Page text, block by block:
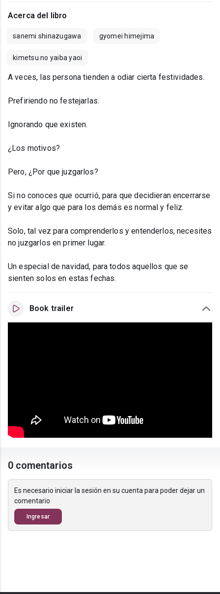
Acerca del libro
sanemi shinazugawa gyomei himejima
kimetsu no yaiba yaoi
A veces, las persona tienden a odiar cierta festividades.
Prefiriendo no festejarlas.
Ignorando que existen.
¿Los motivos?
Pero, ¿Por que juzgarlos?
Si no conoces que ocurrió, para que decidieran encerrarse
y evitar algo que para los demás es normal y feliz.
Solo, tal vez para comprenderlos y entenderlos, necesites
no juzgarlos en primer lugar.
Un especial de navidad, para todos aquellos que se
sienten solos en estas fechas.
Book trailer
0 comentarios
Es necesario iniciar la sesión en su cuenta para poder dejar un
comentario
Ingresar